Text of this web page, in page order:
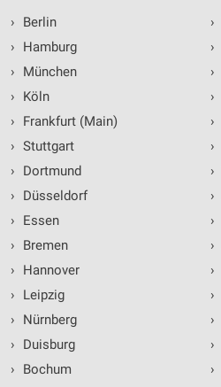
›
Berlin
›
Hamburg
›
München
›
Köln
›
Frankfurt (Main)
› Stuttgart
›
Dortmund
›
Düsseldorf
›
Essen
›
Bremen
›
Hannover
›
Leipzig
›
Nürnberg
›
Duisburg
›
Bochum
›
›
›
›
›
›
›
›
›
›
›
›
›
›
›